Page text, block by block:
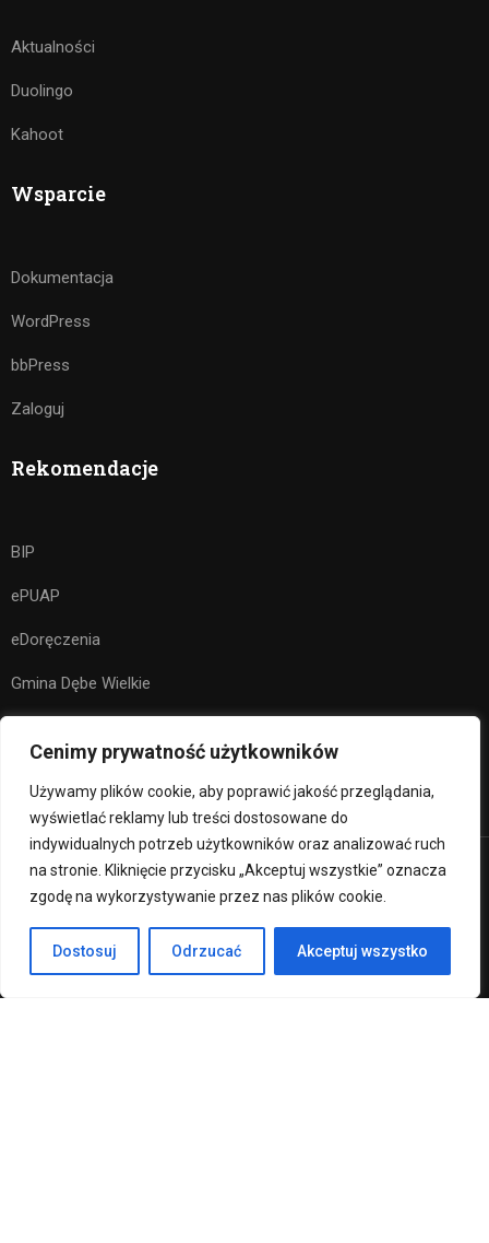
Cenimy prywatność użytkowników
Używamy plików cookie, aby poprawić jakość przeglądania,
wyświetlać reklamy lub treści dostosowane do
indywidualnych potrzeb użytkowników oraz analizować ruch
na stronie. Kliknięcie przycisku „Akceptuj wszystkie” oznacza
zgodę na wykorzystywanie przez nas plików cookie.
Dostosuj Odrzucać Akceptuj wszystko
Aktualności
Duolingo
Kahoot
Wsparcie
Dokumentacja
WordPress
bbPress
Zaloguj
Rekomendacje
BIP
ePUAP
eDoręczenia
Gmina Dębe Wielkie
Premium LMS & Online Education WordPress Theme
Klauzula RODO
Deklaracja Dostępności
Regulamin strony